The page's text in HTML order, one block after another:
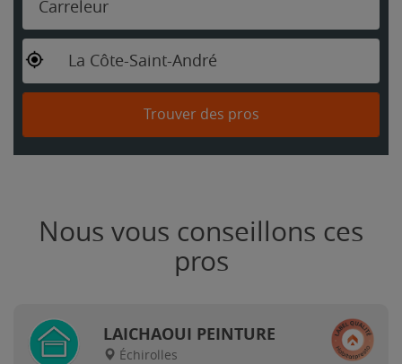
Carreleur
La Côte-Saint-André
Trouver des pros
Nous vous conseillons ces
pros
LAICHAOUI PEINTURE
Échirolles